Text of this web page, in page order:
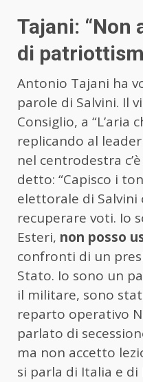
Tajani: “Non
di
Antonio Tajani ha
parole di Salvini. Il
Consiglio, a “L’aria
replicando al
nel centrodestra
detto: “Capisco i
elettorale di Salvini
recuperare voti. Io
Esteri, non posso
confronti di un
Stato. Io sono un
il militare, sono
reparto operativo
parlato di
ma non accetto
si parla di Italia e di